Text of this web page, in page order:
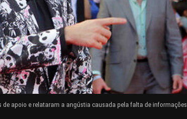
apoio e relataram a angústia causada pela falta de informações